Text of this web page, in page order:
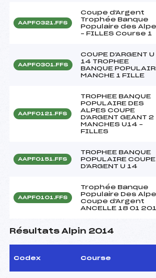
AAPF0321.FFS
Coupe d'Argent
Trophée Banque
Populaire des
– FILLES Course 1
AAPF0301.FFS
COUPE D'ARGENT U
14 TROPHEE
BANQUE
MANCHE 1 FILLE
AAPF0121.FFS
TROPHEE BANQUE
POPULAIRE DES
ALPES COUPE
D'ARGENT GEANT 2
MANCHES U14 –
FILLES
AAPF0151.FFS
TROPHEE BANQUE
POPULAIRE COUPE
D'ARGENT U 14
AAPF0101.FFS
Trophée Banque
Populaire Des
Coupe d'Argent
ANCELLE 18 01
Résultats Alpin 2014
Codex Course